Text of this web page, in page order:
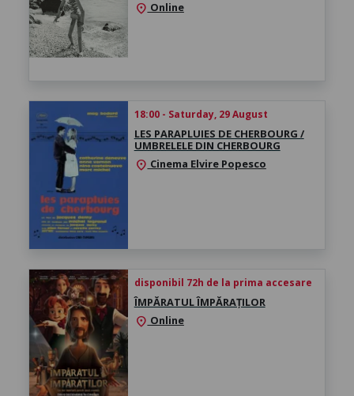
location_on Online
18:00 - Saturday, 29 August
LES PARAPLUIES DE CHERBOURG /
UMBRELELE DIN CHERBOURG
location_on Cinema Elvire Popesco
disponibil 72h de la prima accesare
ÎMPĂRATUL ÎMPĂRAȚILOR
location_on Online